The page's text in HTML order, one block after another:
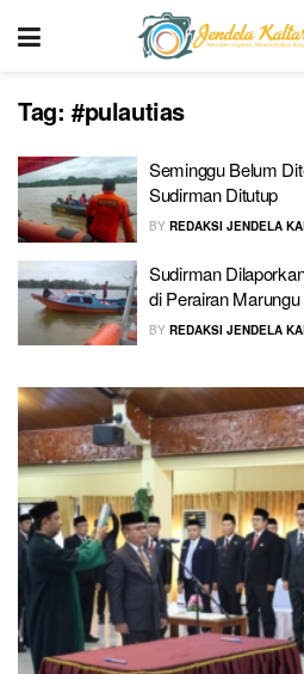
Tag: #pulautias
Seminggu Belum
Sudirman Ditutup
BY REDAKSI JENDELA
Sudirman
di Perairan Marungu
BY REDAKSI JENDELA